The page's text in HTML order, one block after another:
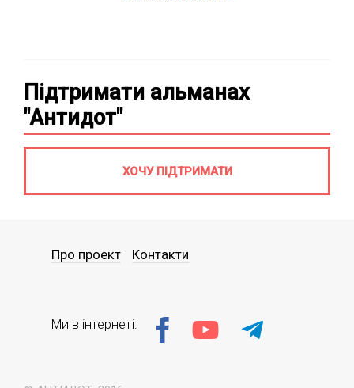
Підтримати альманах
"Антидот"
ХОЧУ ПІДТРИМАТИ
Про проект Контакти
Ми в інтернеті: